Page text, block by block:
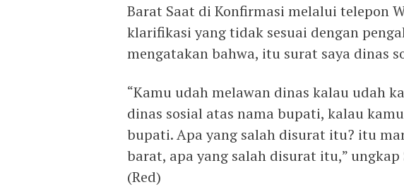
Barat Saat di Konfirmasi melalui telepon
klarifikasi yang tidak sesuai dengan
mengatakan bahwa, itu surat saya dinas
“Kamu udah melawan dinas kalau udah
dinas sosial atas nama bupati, kalau
bupati. Apa yang salah disurat itu? itu
barat, apa yang salah disurat itu,” ungkap
(Red)